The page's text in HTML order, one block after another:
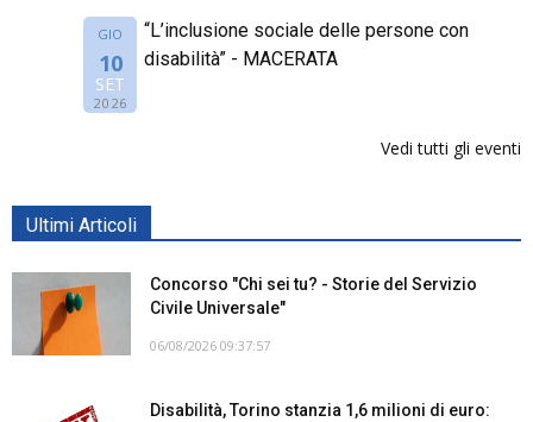
GIO
10
SET
2026
“L’inclusione sociale delle persone con
disabilità” - MACERATA
Vedi tutti gli eventi
Ultimi Articoli
Concorso "Chi sei tu? - Storie del Servizio
Civile Universale"
06/08/2026 09:37:57
Disabilità, Torino stanzia 1,6 milioni di euro: